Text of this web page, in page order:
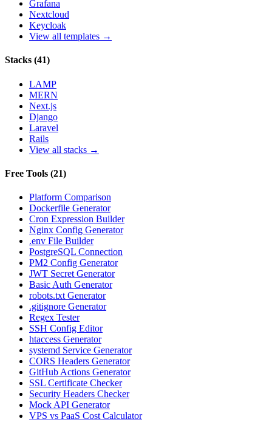
Grafana
Nextcloud
Keycloak
View all templates →
Stacks (41)
LAMP
MERN
Next.js
Django
Laravel
Rails
View all stacks →
Free Tools (21)
Platform Comparison
Dockerfile Generator
Cron Expression Builder
Nginx Config Generator
.env File Builder
PostgreSQL Connection
PM2 Config Generator
JWT Secret Generator
Basic Auth Generator
robots.txt Generator
.gitignore Generator
Regex Tester
SSH Config Editor
htaccess Generator
systemd Service Generator
CORS Headers Generator
GitHub Actions Generator
SSL Certificate Checker
Security Headers Checker
Mock API Generator
VPS vs PaaS Cost Calculator